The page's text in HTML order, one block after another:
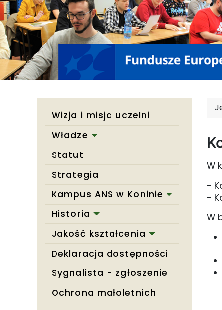
Wizja i misja uczelni
Władze
Statut
Strategia
Kampus ANS w Koninie
Historia
Jakość kształcenia
Deklaracja dostępności
Sygnalista - zgłoszenie
Ochrona małoletnich
W
-
-
W